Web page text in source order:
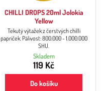
CHILLI DROPS 20ml Jolokia
Yellow
Tekutý výtažek z čerstvých chilli
papriček. Pálivost: 800.000 - 1.000.000
SHU.
Skladem
119 Kč
Do košíku